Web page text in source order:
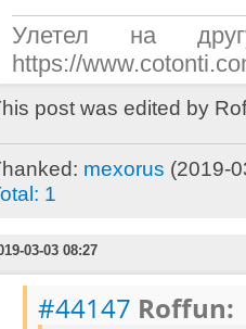
Улетел на
https://
post was edited by
mexorus (2019-
1
03-03 08:27
#44147 Roffun: